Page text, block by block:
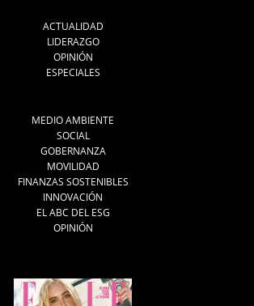
ACTUALIDAD
LIDERAZGO
OPINIÓN
ESPECIALES
MEDIO AMBIENTE
SOCIAL
GOBERNANZA
MOVILIDAD
FINANZAS SOSTENIBLES
INNOVACIÓN
EL ABC DEL ESG
OPINIÓN